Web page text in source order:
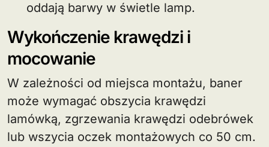
oddają barwy w świetle lamp.
Wykończenie krawędzi i
mocowanie
W zależności od miejsca montażu, baner
może wymagać obszycia krawędzi
lamówką, zgrzewania krawędzi odebrówek
lub wszycia oczek montażowych co 50 cm.